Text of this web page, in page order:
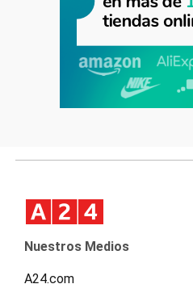
Nuestros Medios
A24.com